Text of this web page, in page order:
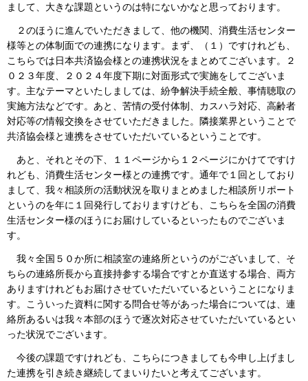
まして、大きな課題というのは特にないかなと思っております。
２のほうに進んでいただきまして、他の機関、消費生活センター
様等との体制面での連携になります。まず、（１）ですけれども、
こちらでは日本共済協会様との連携状況をまとめてございます。２
０２３年度、２０２４年度下期に対面形式で実施をしてございま
す。主なテーマといたしましては、紛争解決手続全般、事情聴取の
実施方法などです。あと、苦情の受付体制、カスハラ対応、高齢者
対応等の情報交換をさせていただきました。隣接業界ということで
共済協会様と連携をさせていただいているということです。
あと、それとその下、１１ページから１２ページにかけてですけ
れども、消費生活センター様との連携です。通年で１回としており
まして、我々相談所の活動状況を取りまとめました相談所リポート
というのを年に１回発行しておりますけども、こちらを全国の消費
生活センター様のほうにお届けしているといったものでございま
す。
我々全国５０か所に相談室の連絡所というのがございまして、そ
ちらの連絡所長から直接持参する場合ですとか直送する場合、両方
ありますけれどもお届けさせていただいているということになりま
す。こういった資料に関する問合せ等があった場合については、連
絡所あるいは我々本部のほうで逐次対応させていただいているとい
った状況でございます。
今後の課題ですけれども、こちらにつきましても今申し上げまし
た連携を引き続き継続してまいりたいと考えてございます。